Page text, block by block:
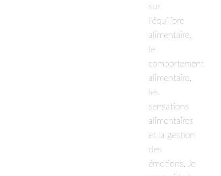
sur
l'équilibre
alimentaire,
le
comportement
alimentaire,
les
sensations
alimentaires
et la gestion
des
émotions. Je